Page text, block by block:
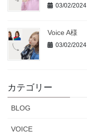
03/02/2024
Voice A様
03/02/2024
カテゴリー
BLOG
VOICE